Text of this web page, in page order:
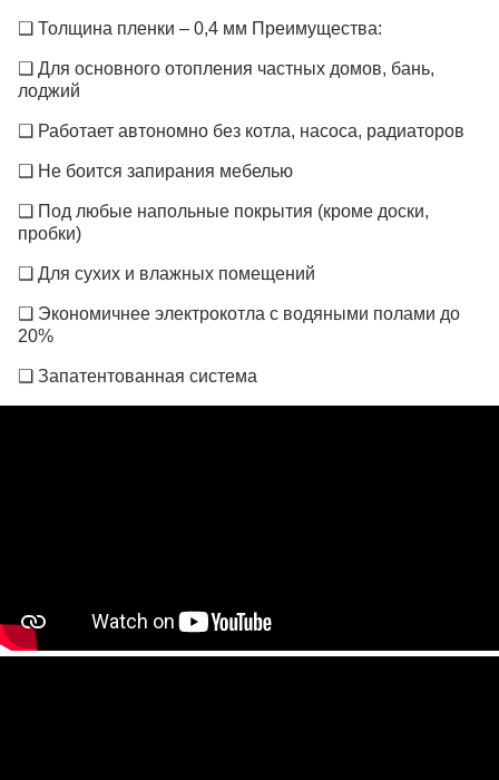
❑ Толщина пленки – 0,4 мм Преимущества:
❑ Для основного отопления частных домов, бань,
лоджий
❑ Работает автономно без котла, насоса, радиаторов
❑ Не боится запирания мебелью
❑ Под любые напольные покрытия (кроме доски,
пробки)
❑ Для сухих и влажных помещений
❑ Экономичнее электрокотла с водяными полами до
20%
❑ Запатентованная система